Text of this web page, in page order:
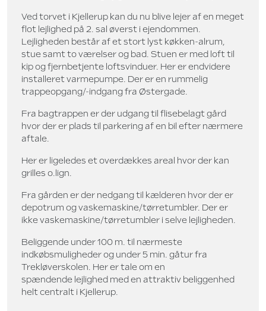
Ved torvet i Kjellerup kan du nu blive lejer af en meget
flot lejlighed på 2. sal øverst i ejendommen.
Lejligheden består af et stort lyst køkken-alrum,
stue samt to værelser og bad. Stuen er med loft til
kip og fjernbetjente loftsvinduer. Her er endvidere
installeret varmepumpe. Der er en rummelig
trappeopgang/-indgang fra Østergade.
Fra bagtrappen er der udgang til flisebelagt gård
hvor der er plads til parkering af en bil efter nærmere
aftale.
Her er ligeledes et overdækkes areal hvor der kan
grilles o.lign.
Fra gården er der nedgang til kælderen hvor der er
depotrum og vaskemaskine/tørretumbler. Der er
ikke vaskemaskine/tørretumbler i selve lejligheden.
Beliggende under 100 m. til nærmeste
indkøbsmuligheder og under 5 min. gåtur fra
Trekløverskolen. Her er tale om en
spændende lejlighed med en attraktiv beliggenhed
helt centralt i Kjellerup.